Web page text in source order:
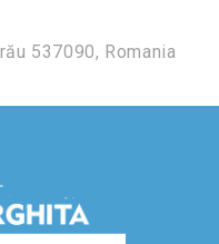
537090, Romania